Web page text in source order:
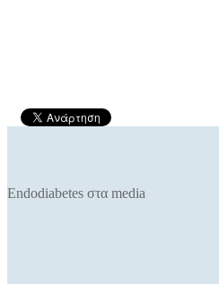
Endodiabetes στα media